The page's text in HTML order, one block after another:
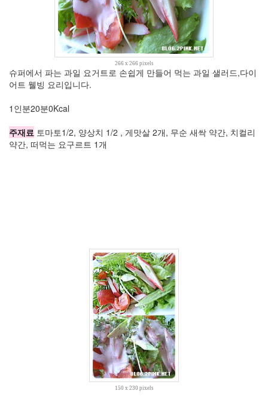
266 x 266 pixels
슈퍼에서 파는 과일 요거트로 손쉽게 만들어 먹는 과일 샐러드,다이
어트 웰빙 요리입니다.
1인분20분0Kcal
주재료 토마토1/2, 양상치 1/2 , 게맛살 2개, 무순 새싹 약간, 치컬리
약간, 떠먹는 요구르트 1개
150 x 230 pixels
3
월
2007
4
월